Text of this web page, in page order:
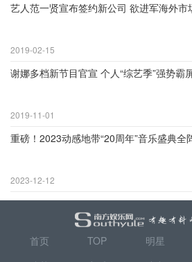
艺人范一贤宣布签约新公司 欲进军海外市
2019-02-15
谢娜多档新节目官宣 个人“综艺季”强势霸
2019-11-01
重磅！2023动感地带“20周年”音乐盛典全
2023-12-12
首页 TOP 明星